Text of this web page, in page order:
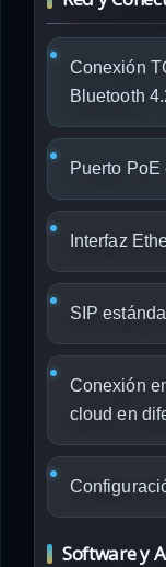
Conexión
Bluetooth
Puerto
Interfaz
SIP
Conexión
cloud en
Software y